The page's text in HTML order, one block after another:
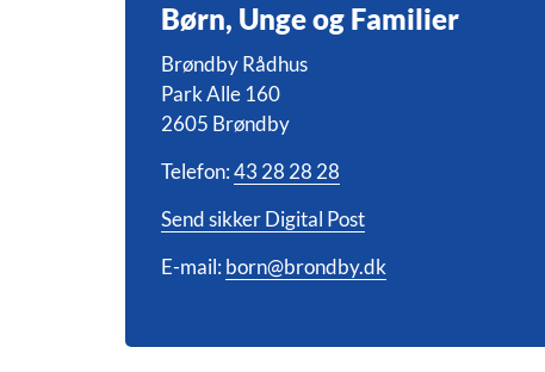
Børn, Unge og Familier
Brøndby Rådhus
Park Alle 160
2605 Brøndby
Telefon:43 28 28 28
Send sikker Digital Post
E-mail: born@brondby.dk